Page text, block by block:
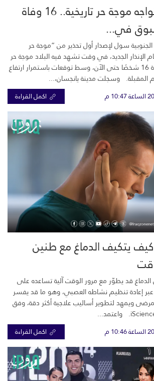
كوريا الجنوبية تواجه موجة حر تاريخية.. 16 وفاة
في...
سول لإصدار أول تحذير من “موجة حر
الإنذار الجديد، في وقت تشهد فيه البلاد موجة حر
غير مسبوقة أودت بحياة 16 شخصًا حتى الآن، وسط توقعات باستمرار ارتفاع
المقبلة. وسجلت مدينة يانجسان،...
اكمل القراءة
يتكيف الدماغ مع طنين
قد يطوّر مع مرور الوقت آلية تساعده على
إعادة تنظيم نشاطه العصبي، وهو ما قد يفسر
ويمهد لتطوير أساليب علاجية أكثر دقة، وفق
اكمل القراءة